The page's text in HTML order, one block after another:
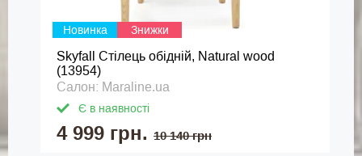
Новинка Знижки
Skyfall Стілець обідній, Natural wood
(13954)
Салон: Maraline.ua
Є в наявності
4 999 грн. 10 140 грн